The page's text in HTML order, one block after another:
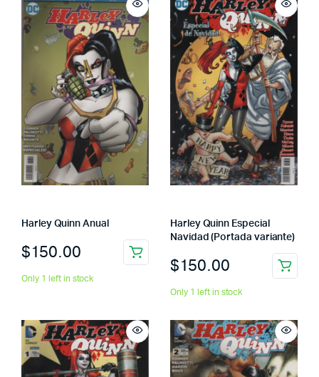
Harley Quinn Anual
$150.00
Only 1 left in stock
Harley Quinn Especial
Navidad (Portada variante)
$150.00
Only 1 left in stock